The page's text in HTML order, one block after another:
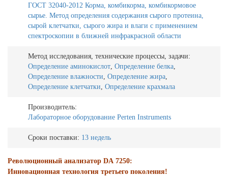
ГОСТ 32040-2012 Корма, комбикорма, комбикормовое
сырье. Метод определения содержания сырого протеина,
сырой клетчатки, сырого жира и влаги с применением
спектроскопии в ближней инфракрасной области
Метод исследования, технические процессы, задачи:
Определение аминокислот, Определение белка,
Определение влажности, Определение жира,
Определение клетчатки, Определение крахмала
Производитель:
Лабораторное оборудование Perten Instruments
Сроки поставки: 13 недель
Революционный анализатор DA 7250:
Инновационная технология третьего поколения!